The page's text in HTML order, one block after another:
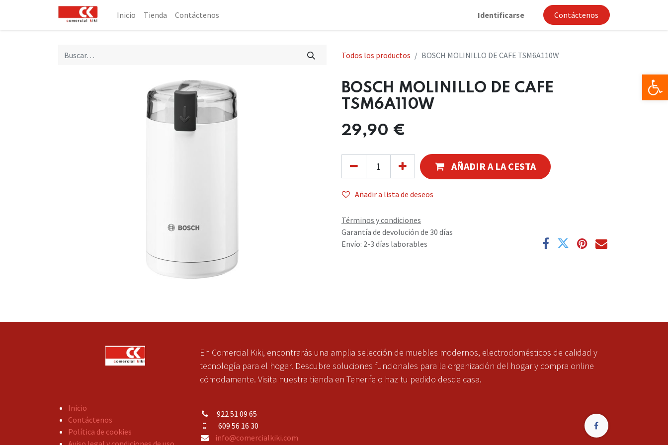
Inicio Tienda Contáctenos Identificarse Contáctenos
Todos los productos BOSCH MOLINILLO DE CAFE TSM6A110W
BOSCH MOLINILLO DE CAFE
TSM6A110W
29,90 €
AÑADIR A LA CESTA
Añadir a lista de deseos
Términos y condiciones
Garantía de devolución de 30 días
Envío: 2-3 días laborables
En Comercial Kiki, encontrarás una amplia selección de muebles modernos, electrodomésticos de calidad y
tecnología para el hogar. Descubre soluciones funcionales para la organización del hogar y compra online
cómodamente. Visita nuestra tienda en Tenerife o haz tu pedido desde casa.
Inicio
Contáctenos
Política de cookies
922 51 09 65
609 56 16 30
info@comercialkiki.com